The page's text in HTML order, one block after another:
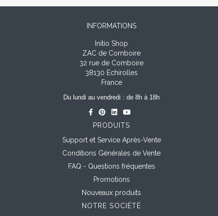
INFORMATIONS
Initio Shop
ZAC de Comboire
32 rue de Comboire
38130 Echirolles
France
Du lundi au vendredi : de 8h à 18h
PRODUITS
Support et Service Après-Vente
Conditions Générales de Vente
FAQ - Questions fréquentes
Promotions
Nouveaux produits
NOTRE SOCIÉTÉ